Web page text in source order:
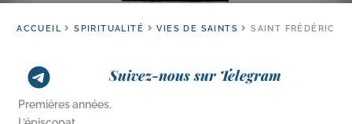
ACCUEIL SPIRITUALITÉ VIES DE SAINTS SAINT FRÉDÉRIC
Suivez-nous sur Telegram
Premières années.